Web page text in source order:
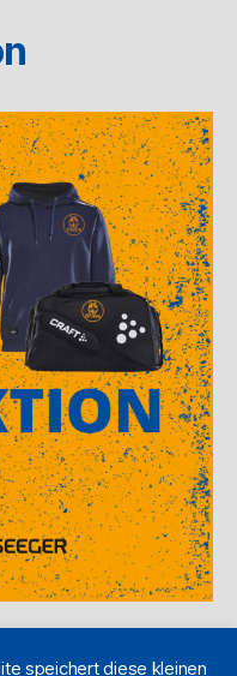
speichert diese kleinen